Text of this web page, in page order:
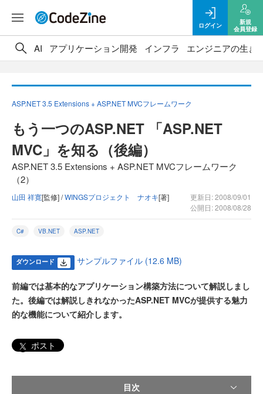
ログイン
新規
会員登録
AI アプリケーション開発 インフラ エンジニアの生き
ASP.NET 3.5 Extensions + ASP.NET MVCフレームワーク
もう一つのASP.NET 「ASP.NET
MVC」を知る（後編）
ASP.NET 3.5 Extensions + ASP.NET MVCフレームワーク
（2）
山田 祥寛[監修] /WINGSプロジェクト ナオキ[著]
更新日: 2008/09/01
公開日: 2008/08/28
C# VB.NET ASP.NET
ダウンロード サンプルファイル (12.6 MB)
前編では基本的なアプリケーション構築方法について解説しまし
た。後編では解説しきれなかったASP.NET MVCが提供する魅力
的な機能について紹介します。
ポスト
目次